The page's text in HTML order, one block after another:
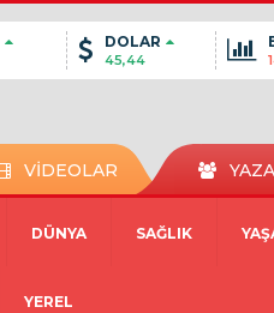
DOLAR
45,44
VİDEOLAR
DÜNYA SAĞLIK
YEREL